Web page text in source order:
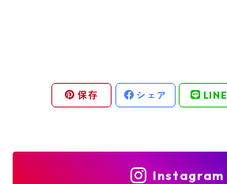
保存 シェア LINE
Instagram